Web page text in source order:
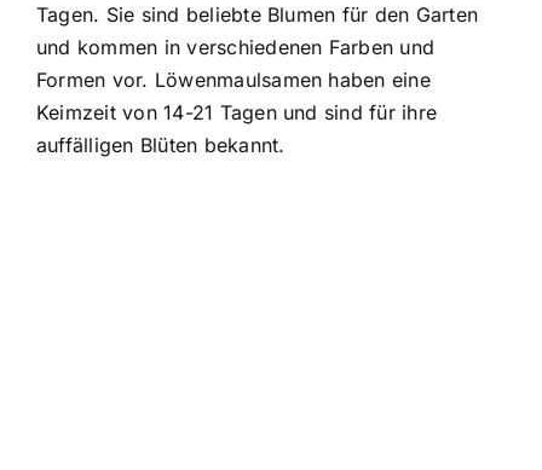
Tagen. Sie sind beliebte Blumen für den Garten
und kommen in verschiedenen Farben und
Formen vor. Löwenmaulsamen haben eine
Keimzeit von 14-21 Tagen und sind für ihre
auffälligen Blüten bekannt.